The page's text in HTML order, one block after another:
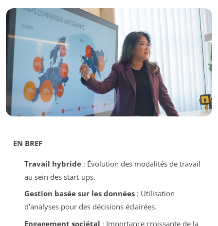
EN BREF
Travail hybride: Évolution des modalités de travail
au sein des start-ups.
Gestion basée sur les données: Utilisation
d’analyses pour des décisions éclairées.
Engagement sociétal : Importance croissante de la